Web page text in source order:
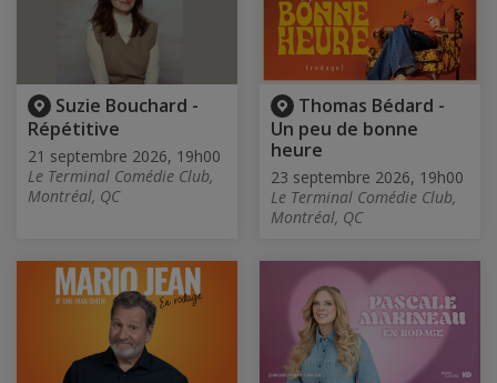
Suzie Bouchard -
Répétitive
21 septembre 2026, 19h00
Le Terminal Comédie Club,
Montréal, QC
Thomas Bédard -
Un peu de bonne
heure
23 septembre 2026, 19h00
Le Terminal Comédie Club,
Montréal, QC